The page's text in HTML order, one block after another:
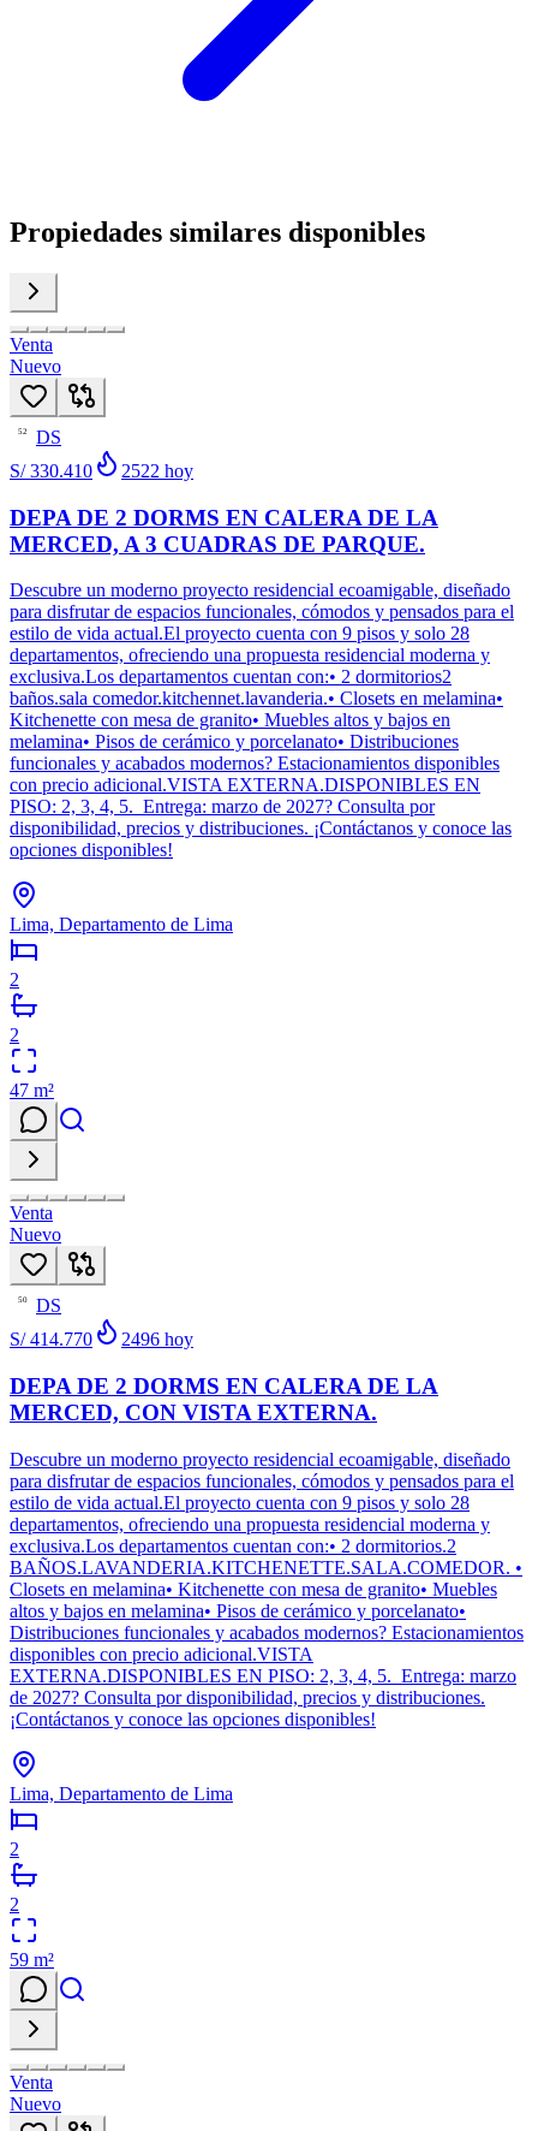
Propiedades similares disponibles
Venta
Nuevo
52
DS
S/ 330.410
2522 hoy
DEPA DE 2 DORMS EN CALERA DE LA
MERCED, A 3 CUADRAS DE PARQUE.
Descubre un moderno proyecto residencial ecoamigable, diseñado
para disfrutar de espacios funcionales, cómodos y pensados para el
estilo de vida actual.El proyecto cuenta con 9 pisos y solo 28
departamentos, ofreciendo una propuesta residencial moderna y
exclusiva.Los departamentos cuentan con:• 2 dormitorios2
baños.sala comedor.kitchennet.lavanderia.• Closets en melamina•
Kitchenette con mesa de granito• Muebles altos y bajos en
melamina• Pisos de cerámico y porcelanato• Distribuciones
funcionales y acabados modernos? Estacionamientos disponibles
con precio adicional.VISTA EXTERNA.DISPONIBLES EN
PISO: 2, 3, 4, 5. Entrega: marzo de 2027? Consulta por
disponibilidad, precios y distribuciones. ¡Contáctanos y conoce las
opciones disponibles!
Lima, Departamento de Lima
2
2
47 m²
Venta
Nuevo
50
DS
S/ 414.770
2496 hoy
DEPA DE 2 DORMS EN CALERA DE LA
MERCED, CON VISTA EXTERNA.
Descubre un moderno proyecto residencial ecoamigable, diseñado
para disfrutar de espacios funcionales, cómodos y pensados para el
estilo de vida actual.El proyecto cuenta con 9 pisos y solo 28
departamentos, ofreciendo una propuesta residencial moderna y
exclusiva.Los departamentos cuentan con:• 2 dormitorios.2
BAÑOS.LAVANDERIA.KITCHENETTE.SALA.COMEDOR. •
Closets en melamina• Kitchenette con mesa de granito• Muebles
altos y bajos en melamina• Pisos de cerámico y porcelanato•
Distribuciones funcionales y acabados modernos? Estacionamientos
disponibles con precio adicional.VISTA
EXTERNA.DISPONIBLES EN PISO: 2, 3, 4, 5. Entrega: marzo
de 2027? Consulta por disponibilidad, precios y distribuciones.
¡Contáctanos y conoce las opciones disponibles!
Lima, Departamento de Lima
2
2
59 m²
Venta
Nuevo